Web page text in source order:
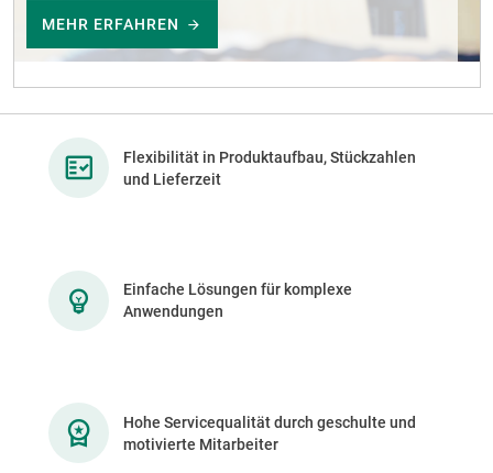
MEHR ERFAHREN
Flexibilität in Produktaufbau, Stückzahlen
und Lieferzeit
Einfache Lösungen für komplexe
Anwendungen
Hohe Servicequalität durch geschulte und
motivierte Mitarbeiter